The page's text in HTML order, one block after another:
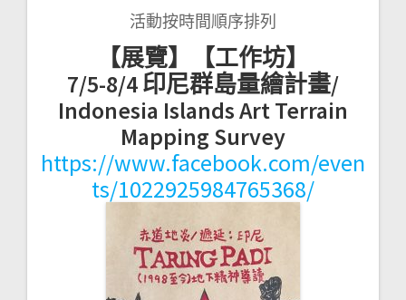
活動按時間順序排列
【展覽】【工作坊】
7/5-8/4 印尼群島量繪計畫/
Indonesia Islands Art Terrain
Mapping Survey
https://www.facebook.com/even
ts/1022925984765368/